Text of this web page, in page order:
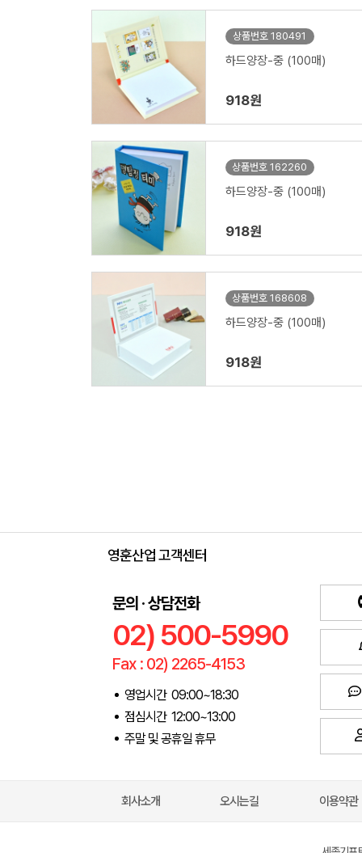
상품번호 180491
하드양장-중 (100매)
918원
상품번호 162260
하드양장-중 (100매)
918원
상품번호 168608
하드양장-중 (100매)
918원
영훈산업 고객센터
문의 · 상담전화
02) 500-5990
Fax : 02) 2265-4153
영업시간 09:00~18:30
점심시간 12:00~13:00
주말 및 공휴일 휴무
회사소개 오시는길 이용약관